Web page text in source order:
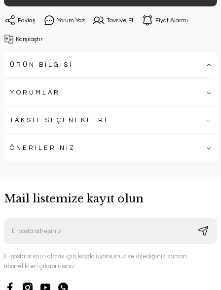
Paylaş Yorum Yaz Tavsiye Et Fiyat Alarmı
Karşılaştır
ÜRÜN BİLGİSİ
YORUMLAR
TAKSİT SEÇENEKLERİ
ÖNERİLERİNİZ
Mail listemize kayıt olun
E-postalarımızı almak için kaydoluyorsunuz ve dilediğiniz zaman
abonelikten çıkabilirsiniz.